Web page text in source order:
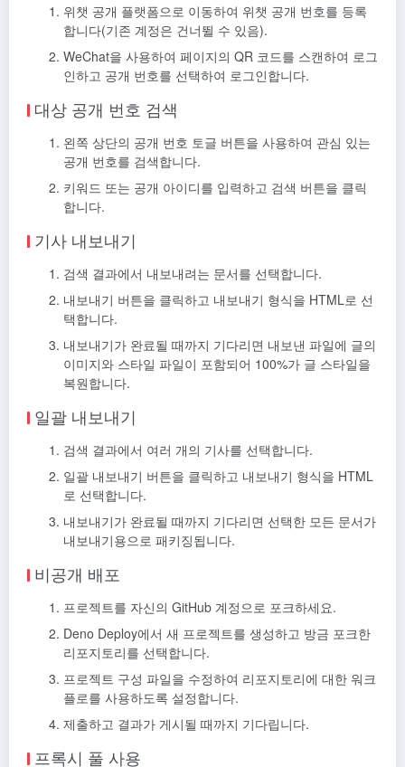
위챗 공개 플랫폼으로 이동하여 위챗 공개 번호를 등록
합니다(기존 계정은 건너뛸 수 있음).
WeChat을 사용하여 페이지의 QR 코드를 스캔하여 로그
인하고 공개 번호를 선택하여 로그인합니다.
대상 공개 번호 검색
왼쪽 상단의 공개 번호 토글 버튼을 사용하여 관심 있는
공개 번호를 검색합니다.
키워드 또는 공개 아이디를 입력하고 검색 버튼을 클릭
합니다.
기사 내보내기
검색 결과에서 내보내려는 문서를 선택합니다.
내보내기 버튼을 클릭하고 내보내기 형식을 HTML로 선
택합니다.
내보내기가 완료될 때까지 기다리면 내보낸 파일에 글의
이미지와 스타일 파일이 포함되어 100%가 글 스타일을
복원합니다.
일괄 내보내기
검색 결과에서 여러 개의 기사를 선택합니다.
일괄 내보내기 버튼을 클릭하고 내보내기 형식을 HTML
로 선택합니다.
내보내기가 완료될 때까지 기다리면 선택한 모든 문서가
내보내기용으로 패키징됩니다.
비공개 배포
프로젝트를 자신의 GitHub 계정으로 포크하세요.
Deno Deploy에서 새 프로젝트를 생성하고 방금 포크한
리포지토리를 선택합니다.
프로젝트 구성 파일을 수정하여 리포지토리에 대한 워크
플로를 사용하도록 설정합니다.
제출하고 결과가 게시될 때까지 기다립니다.
프록시 풀 사용